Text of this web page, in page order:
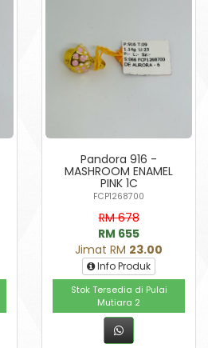
Pandora 916 -
MASHROOM ENAMEL
PINK 1C
FCP1268700
RM 678
RM 655
Jimat RM 23.00
Info Produk
Stok Tersedia di Pulai
Mutiara 2